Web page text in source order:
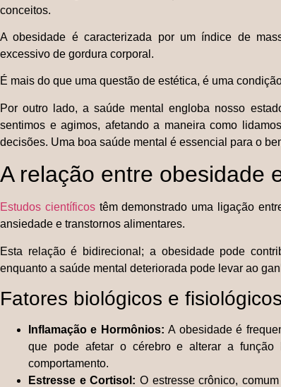
conceitos.
A obesidade é caracterizada por um índice de
excessivo de gordura corporal.
É mais do que uma questão de estética, é uma
Por outro lado, a saúde mental engloba nosso
sentimos e agimos, afetando a maneira como
decisões. Uma boa saúde mental é essencial para o
A relação entre obesidade
Estudos científicostêm demonstrado uma ligação
ansiedade e transtornos alimentares.
Esta relação é bidirecional; a obesidade pode
enquanto a saúde mental deteriorada pode levar ao
Fatores biológicos e fisiológicos
Inflamação e Hormônios:A obesidade é
que pode afetar o cérebro e alterar a função
comportamento.
Estresse e Cortisol: O estresse crônico,